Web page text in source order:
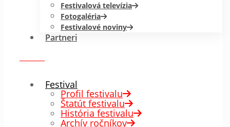
Festivalová televízia
Fotogaléria
Festivalové noviny
Partneri
Festival
Profil festivalu
Štatút festivalu
História festivalu
Archív ročníkov